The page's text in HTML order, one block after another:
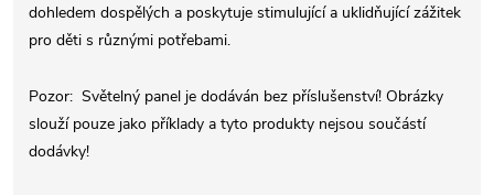
dohledem dospělých a poskytuje stimulující a uklidňující zážitek
pro děti s různými potřebami.
Pozor: Světelný panel je dodáván bez příslušenství! Obrázky
slouží pouze jako příklady a tyto produkty nejsou součástí
dodávky!